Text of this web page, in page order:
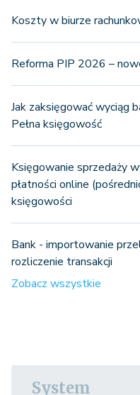
Koszty w biurze
Reforma PIP 2026 –
Jak zaksięgować wyciąg
Pełna księgowość
Księgowanie sprzedaży
płatności online
księgowości
Bank - importowanie
rozliczenie transakcji
Zobacz wszystkie
System